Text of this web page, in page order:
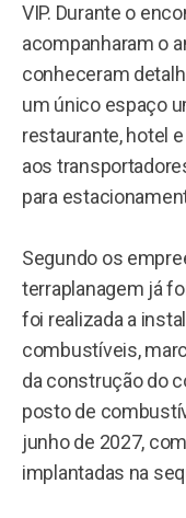
VIP. Durante o
acompanharam o
conheceram
um único espaço
restaurante, hotel
aos
para
Segundo os
terraplanagem já
foi realizada a
combustíveis,
da construção do
posto de
junho de 2027,
implantadas na